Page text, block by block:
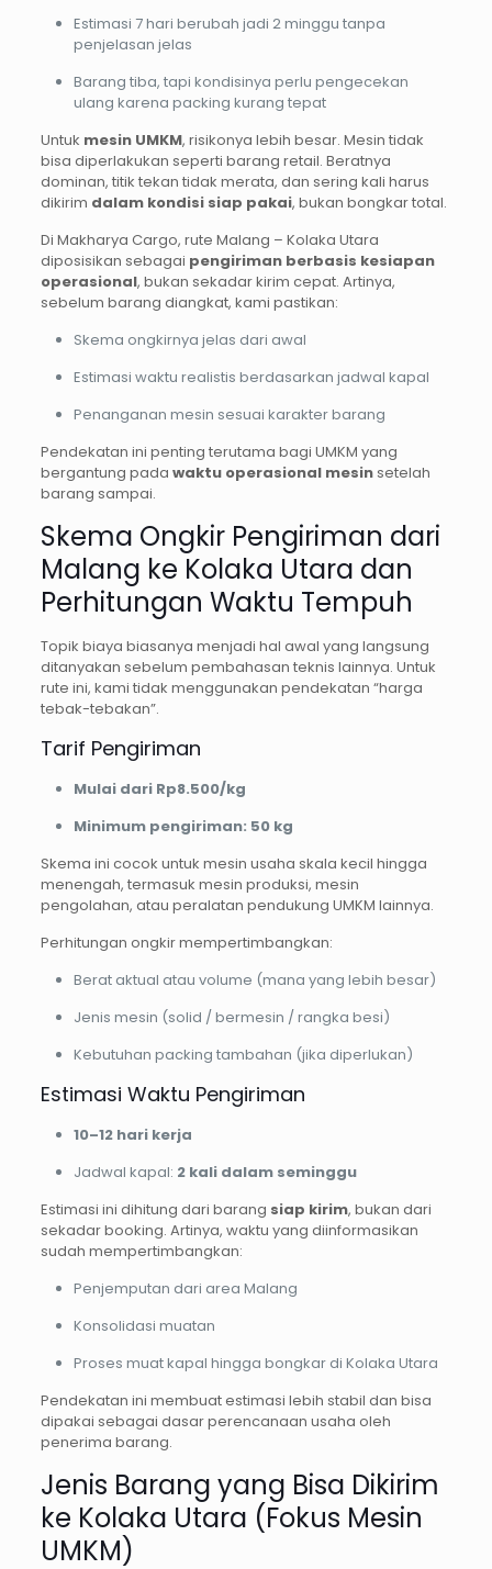
Estimasi 7 hari berubah jadi 2 minggu tanpa
penjelasan jelas
Barang tiba, tapi kondisinya perlu pengecekan
ulang karena packing kurang tepat
Untuk mesin UMKM, risikonya lebih besar. Mesin tidak
bisa diperlakukan seperti barang retail. Beratnya
dominan, titik tekan tidak merata, dan sering kali harus
dikirim dalam kondisi siap pakai, bukan bongkar total.
Di Makharya Cargo, rute Malang – Kolaka Utara
diposisikan sebagai pengiriman berbasis kesiapan
operasional, bukan sekadar kirim cepat. Artinya,
sebelum barang diangkat, kami pastikan:
Skema ongkirnya jelas dari awal
Estimasi waktu realistis berdasarkan jadwal kapal
Penanganan mesin sesuai karakter barang
Pendekatan ini penting terutama bagi UMKM yang
bergantung pada waktu operasional mesinsetelah
barang sampai.
Skema Ongkir Pengiriman dari
Malang ke Kolaka Utara dan
Perhitungan Waktu Tempuh
Topik biaya biasanya menjadi hal awal yang langsung
ditanyakan sebelum pembahasan teknis lainnya. Untuk
rute ini, kami tidak menggunakan pendekatan “harga
tebak-tebakan”.
Tarif Pengiriman
Mulai dari Rp8.500/kg
Minimum pengiriman: 50 kg
Skema ini cocok untuk mesin usaha skala kecil hingga
menengah, termasuk mesin produksi, mesin
pengolahan, atau peralatan pendukung UMKM lainnya.
Perhitungan ongkir mempertimbangkan:
Berat aktual atau volume (mana yang lebih besar)
Jenis mesin (solid / bermesin / rangka besi)
Kebutuhan packing tambahan (jika diperlukan)
Estimasi Waktu Pengiriman
10–12 hari kerja
Jadwal kapal: 2 kali dalam seminggu
Estimasi ini dihitung dari barang siap kirim, bukan dari
sekadar booking. Artinya, waktu yang diinformasikan
sudah mempertimbangkan:
Penjemputan dari area Malang
Konsolidasi muatan
Proses muat kapal hingga bongkar di Kolaka Utara
Pendekatan ini membuat estimasi lebih stabil dan bisa
dipakai sebagai dasar perencanaan usaha oleh
penerima barang.
Jenis Barang yang Bisa Dikirim
ke Kolaka Utara (Fokus Mesin
UMKM)